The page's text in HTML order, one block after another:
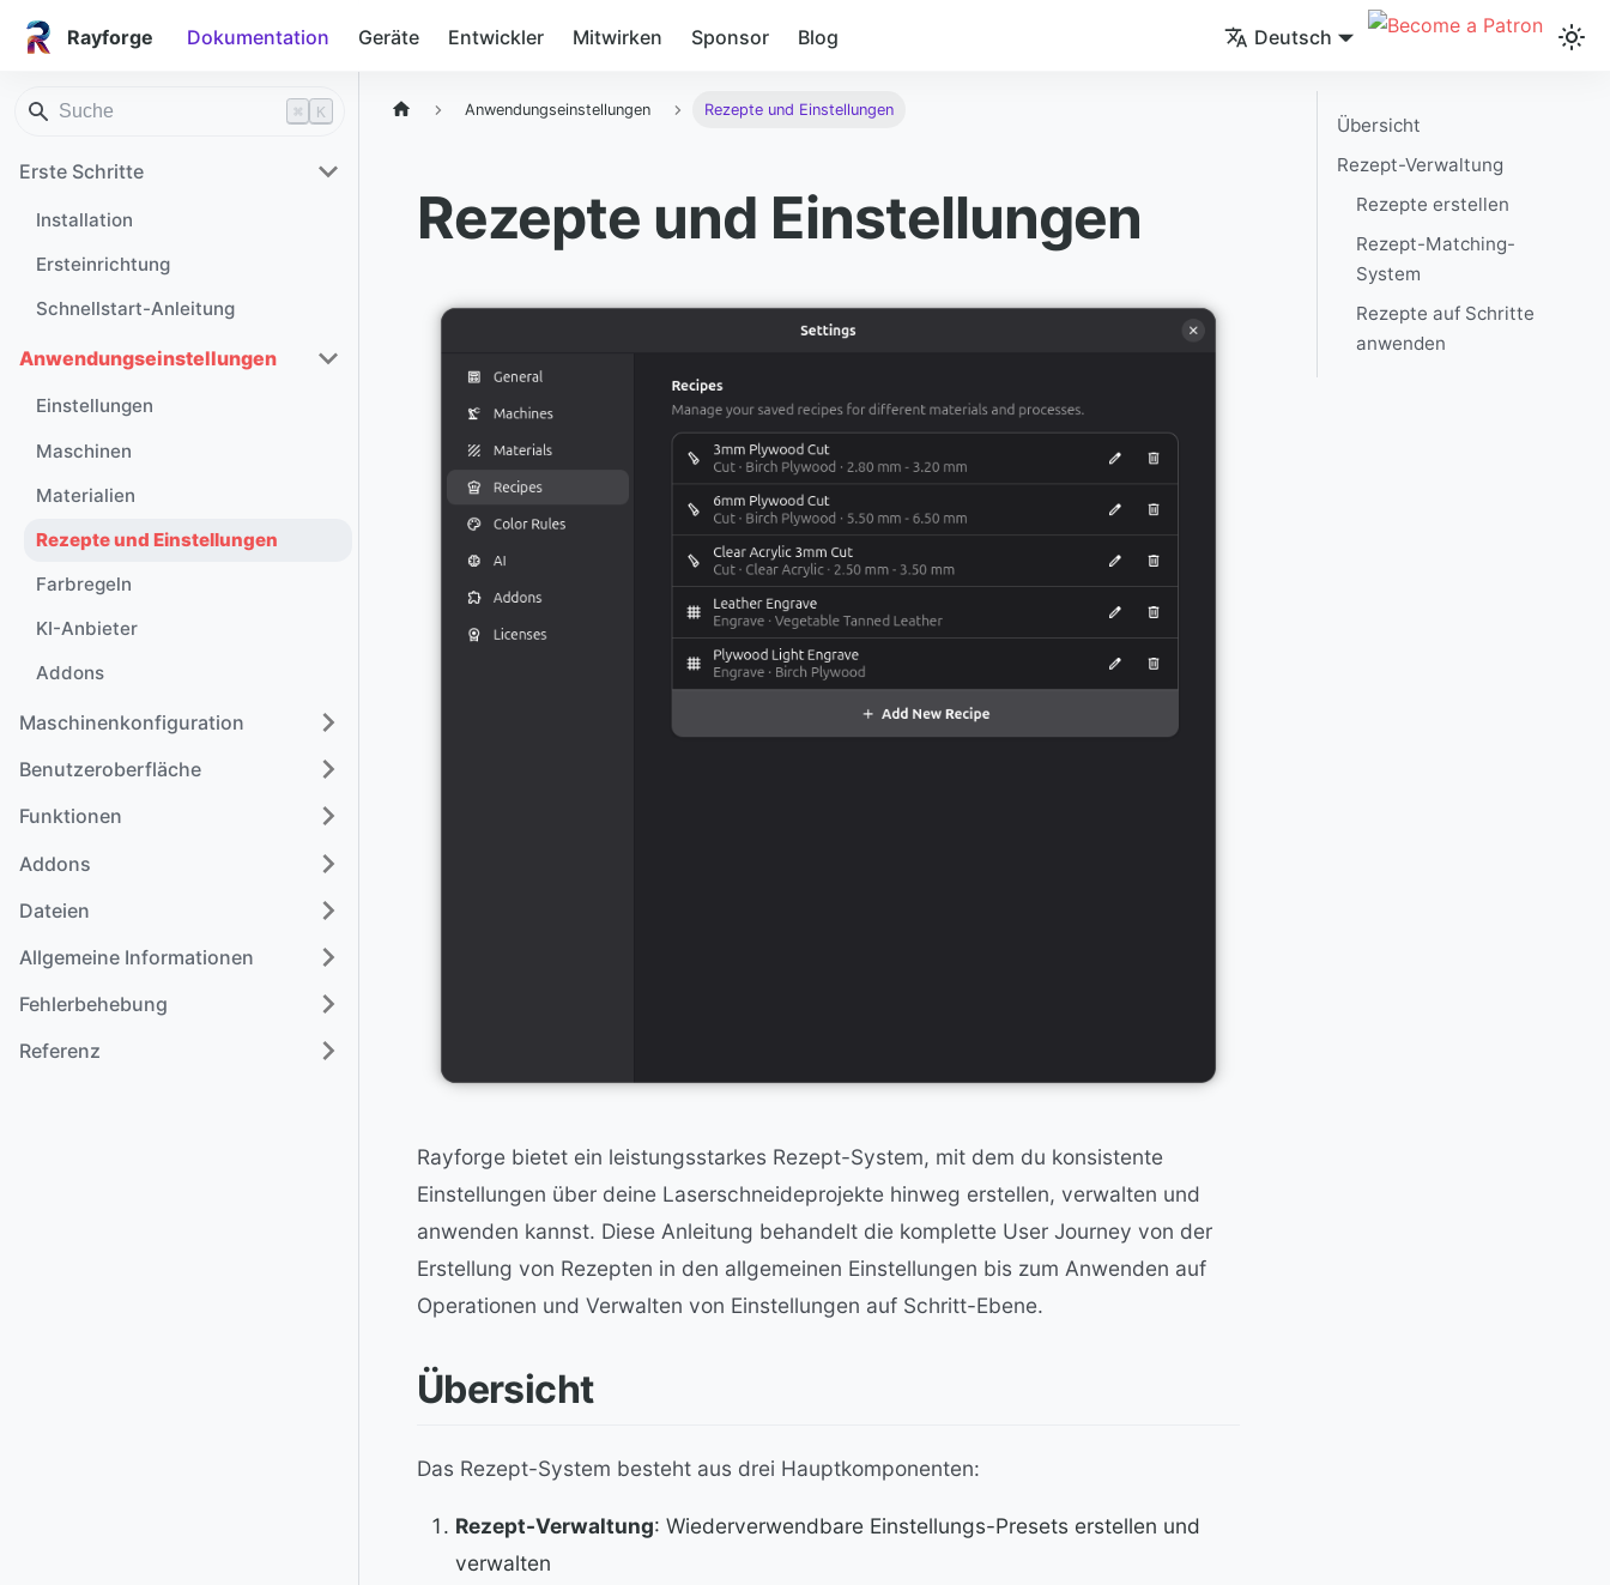
Rayforge Dokumentation Geräte Entwickler Mitwirken Sponsor Blog Deutsch
⌘ K
Erste Schritte
Installation
Ersteinrichtung
Schnellstart-Anleitung
Anwendungseinstellungen
Einstellungen
Maschinen
Materialien
Rezepte und Einstellungen
Farbregeln
KI-Anbieter
Addons
Maschinenkonfiguration
Benutzeroberfläche
Funktionen
Addons
Dateien
Allgemeine Informationen
Fehlerbehebung
Referenz
Anwendungseinstellungen Rezepte und Einstellungen
Rezepte und Einstellungen
Rayforge bietet ein leistungsstarkes Rezept-System, mit dem du konsistente
Einstellungen über deine Laserschneideprojekte hinweg erstellen, verwalten und
anwenden kannst. Diese Anleitung behandelt die komplette User Journey von der
Erstellung von Rezepten in den allgemeinen Einstellungen bis zum Anwenden auf
Operationen und Verwalten von Einstellungen auf Schritt-Ebene.
Übersicht
Das Rezept-System besteht aus drei Hauptkomponenten:
Rezept-Verwaltung: Wiederverwendbare Einstellungs-Presets erstellen und
verwalten
Übersicht
Rezept-Verwaltung
Rezepte erstellen
Rezept-Matching-
System
Rezepte auf Schritte
anwenden